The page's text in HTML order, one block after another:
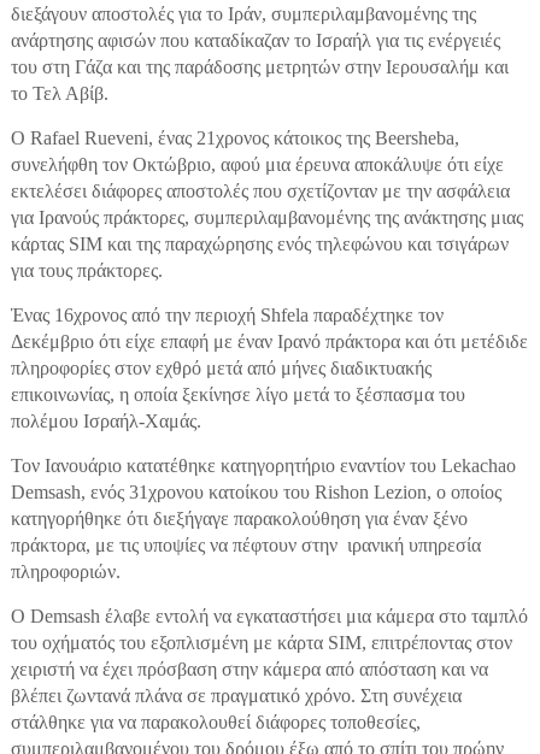
διεξάγουν αποστολές για το Ιράν, συμπεριλαμβανομένης της
ανάρτησης αφισών που καταδίκαζαν το Ισραήλ για τις ενέργειές
του στη Γάζα και της παράδοσης μετρητών στην Ιερουσαλήμ και
το Τελ Αβίβ.
Ο Rafael Rueveni, ένας 21χρονος κάτοικος της Beersheba,
συνελήφθη τον Οκτώβριο, αφού μια έρευνα αποκάλυψε ότι είχε
εκτελέσει διάφορες αποστολές που σχετίζονταν με την ασφάλεια
για Ιρανούς πράκτορες, συμπεριλαμβανομένης της ανάκτησης μιας
κάρτας SIM και της παραχώρησης ενός τηλεφώνου και τσιγάρων
για τους πράκτορες.
Ένας 16χρονος από την περιοχή Shfela παραδέχτηκε τον
Δεκέμβριο ότι είχε επαφή με έναν Ιρανό πράκτορα και ότι μετέδιδε
πληροφορίες στον εχθρό μετά από μήνες διαδικτυακής
επικοινωνίας, η οποία ξεκίνησε λίγο μετά το ξέσπασμα του
πολέμου Ισραήλ-Χαμάς.
Τον Ιανουάριο κατατέθηκε κατηγορητήριο εναντίον του Lekachao
Demsash, ενός 31χρονου κατοίκου του Rishon Lezion, ο οποίος
κατηγορήθηκε ότι διεξήγαγε παρακολούθηση για έναν ξένο
πράκτορα, με τις υποψίες να πέφτουν στην ιρανική υπηρεσία
πληροφοριών.
Ο Demsash έλαβε εντολή να εγκαταστήσει μια κάμερα στο ταμπλό
του οχήματός του εξοπλισμένη με κάρτα SIM, επιτρέποντας στον
χειριστή να έχει πρόσβαση στην κάμερα από απόσταση και να
βλέπει ζωντανά πλάνα σε πραγματικό χρόνο. Στη συνέχεια
στάλθηκε για να παρακολουθεί διάφορες τοποθεσίες,
συμπεριλαμβανομένου του δρόμου έξω από το σπίτι του πρώην